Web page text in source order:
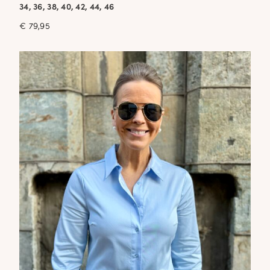
34, 36, 38, 40, 42, 44, 46
€ 79,95